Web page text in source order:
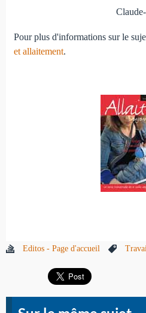
Pour plus d'informations sur le
et allaitement.
Editos - Page d'accueil